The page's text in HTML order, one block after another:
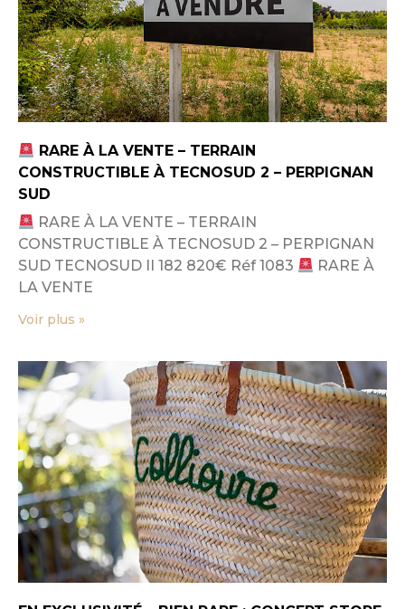
RARE À LA VENTE – TERRAIN
CONSTRUCTIBLE À TECNOSUD 2 – PERPIGNAN
SUD
RARE À LA VENTE – TERRAIN
CONSTRUCTIBLE À TECNOSUD 2 – PERPIGNAN
SUD TECNOSUD II 182 820€ Réf 1083
RARE À
LA VENTE
Voir plus »